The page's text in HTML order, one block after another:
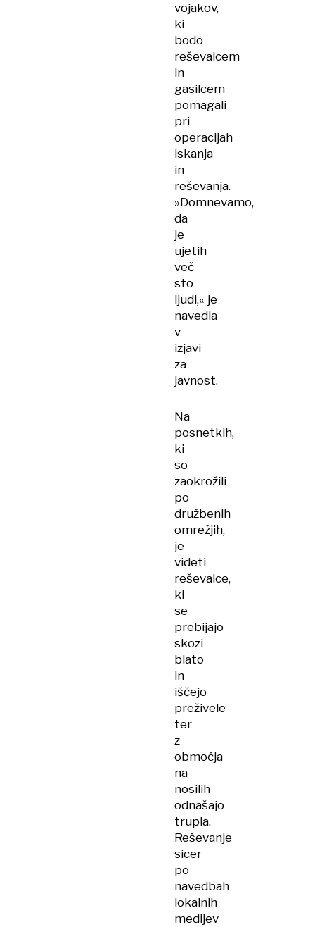
vojakov,
ki
bodo
reševalcem
in
gasilcem
pomagali
pri
operacijah
iskanja
in
reševanja.
»Domnevamo,
da
je
ujetih
več
sto
ljudi,« je
navedla
v
izjavi
za
javnost.
Na
posnetkih,
ki
so
zaokrožili
po
družbenih
omrežjih,
je
videti
reševalce,
ki
se
prebijajo
skozi
blato
in
iščejo
preživele
ter
z
območja
na
nosilih
odnašajo
trupla.
Reševanje
sicer
po
navedbah
lokalnih
medijev